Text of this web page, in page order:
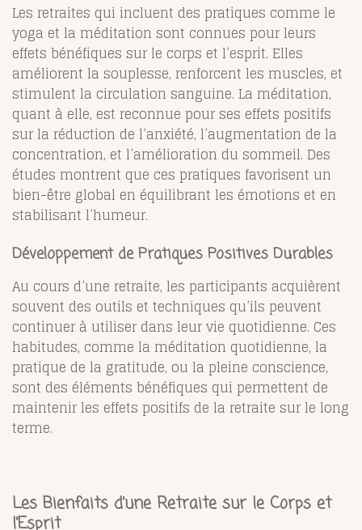
Les retraites qui incluent des pratiques comme le
yoga et la méditation sont connues pour leurs
effets bénéfiques sur le corps et l’esprit. Elles
améliorent la souplesse, renforcent les muscles, et
stimulent la circulation sanguine. La méditation,
quant à elle, est reconnue pour ses effets positifs
sur la réduction de l’anxiété, l’augmentation de la
concentration, et l’amélioration du sommeil. Des
études montrent que ces pratiques favorisent un
bien-être global en équilibrant les émotions et en
stabilisant l’humeur​.
Développement de Pratiques Positives Durables
Au cours d’une retraite, les participants acquièrent
souvent des outils et techniques qu’ils peuvent
continuer à utiliser dans leur vie quotidienne. Ces
habitudes, comme la méditation quotidienne, la
pratique de la gratitude, ou la pleine conscience,
sont des éléments bénéfiques qui permettent de
maintenir les effets positifs de la retraite sur le long
terme.
Les Bienfaits d’une Retraite sur le Corps et
l’Esprit